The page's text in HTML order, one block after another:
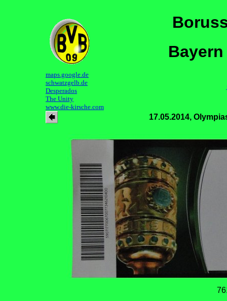
maps.google.de
schwatzgelb.de
Desperados
The Unity
www.die-kirsche.com
17.05.2014,